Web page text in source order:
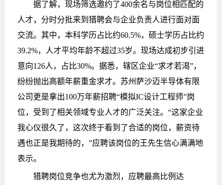
据了解，现场筛选邀约了400余名与岗位相匹配的
人才，分时分批来到猎聘会与企业负责人进行面对面
交流。其中，本科学历占比约60.5%，硕士学历占比约
39.2%，人才平均年龄不超过35岁。现场达成初步引进
意向126人，占比30%。据悉，辖区企业“求才若渴”，
纷纷抛出高额年薪重金求才。苏州萨沙迈半导体有限
公司更是拿出100万年薪招聘“模拟IC设计工程师”岗
位，受到了相关领域专业人才的广泛关注。“这家企业
我心仪很久了，这次终于看到了合适的岗位，薪资待
遇也正是我期待的，”应聘该岗位的王先生信心满满地
表示。
猎聘岗位竞争也尤为激烈，应聘最高比例达